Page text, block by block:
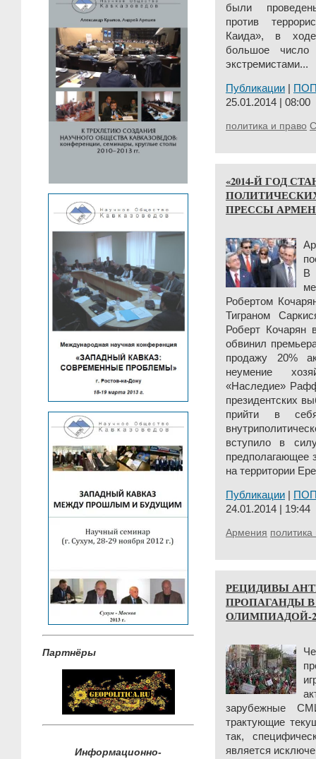
Партнёры
Информационно-
были
против
Каида», в
большое
экстремистами...
Публикации
25.01.2014 | 08:00
политика и право
«2014-Й ГОД
ПРЕССЫ
В
Робертом
Тиграном
Роберт Кочарян
обвинил
продажу 20%
неумение
«Наследие»
президентских
прийти в
вступило в
предполагающее
на территории
Публикации
24.01.2014 | 19:44
Армения
РЕЦИДИВЫ
ПРОПАГАНДЫ
ОЛИМПИАДОЙ-
зарубежные
трактующие
так,
является